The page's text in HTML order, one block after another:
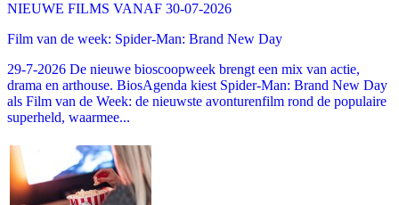
NIEUWE FILMS VANAF 30-07-2026
Film van de week: Spider-Man: Brand New Day
29-7-2026 De nieuwe bioscoopweek brengt een mix van actie,
drama en arthouse. BiosAgenda kiest Spider-Man: Brand New Day
als Film van de Week: de nieuwste avonturenfilm rond de populaire
superheld, waarmee...